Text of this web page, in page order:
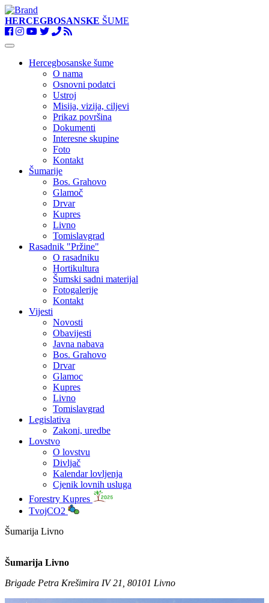
HERCEGBOSANSKE ŠUME
Toggle
navigationHercegbosanske šume
O nama
Osnovni podatci
Ustroj
Misija, vizija, ciljevi
Prikaz površina
Dokumenti
Interesne skupine
Foto
Kontakt
Šumarije
Bos. Grahovo
Glamoč
Drvar
Kupres
Livno
Tomislavgrad
Rasadnik "Pržine"
O rasadniku
Hortikultura
Šumski sadni materijal
Fotogalerije
Kontakt
Vijesti
Novosti
Obavijesti
Javna nabava
Bos. Grahovo
Drvar
Glamoc
Kupres
Livno
Tomislavgrad
Legislativa
Zakoni, uredbe
Lovstvo
O lovstvu
Divljač
Kalendar lovljenja
Cjenik lovnih usluga
Forestry Kupres
TvojCO2
Šumarija Livno
Šumarija Livno
Brigade Petra Krešimira IV 21, 80101 Livno